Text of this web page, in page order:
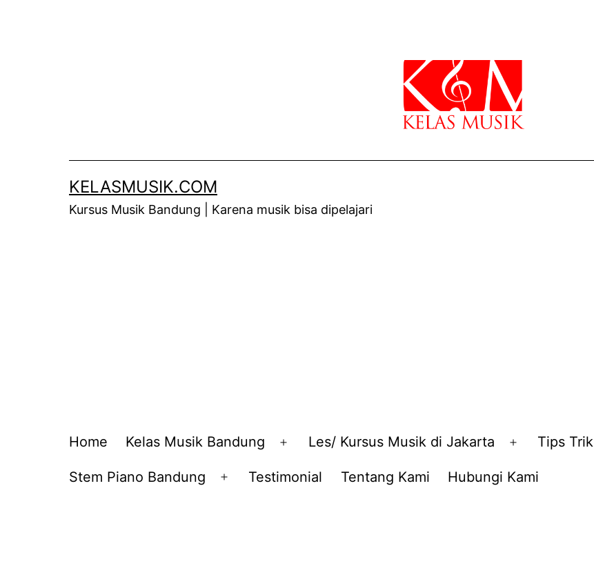
KELASMUSIK.COM
Kursus Musik Bandung | Karena musik bisa dipelajari
Home Kelas Musik Bandung
Open
menu
Les/ Kursus Musik di Jakarta
Open
menu
Tips Trik
Stem Piano Bandung
Open
Testimonial Tentang Kami Hubungi Kami